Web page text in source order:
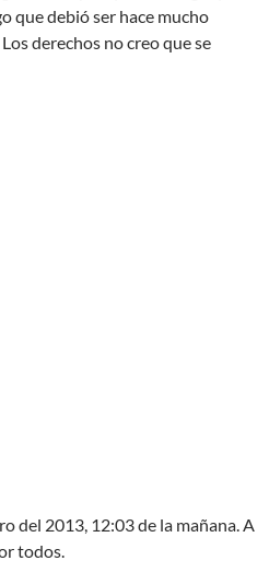
que debió ser hace mucho
derechos no creo que se
del 2013, 12:03 de la mañana. A
todos.